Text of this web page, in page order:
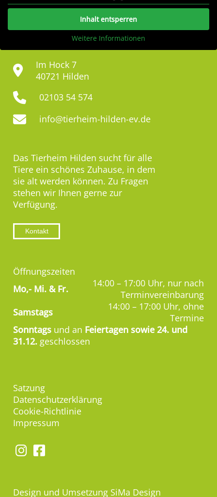
Inhalt entsperren
Weitere Informationen
Im Hock 7
40721 Hilden
02103 54 574
info@tierheim-hilden-ev.de
Das Tierheim Hilden sucht für alle
Tiere ein schönes Zuhause, in dem
sie alt werden können. Zu Fragen
stehen wir Ihnen gerne zur
Verfügung.
Kontakt
Öffnungszeiten
Mo,- Mi. & Fr.
14:00 – 17:00 Uhr, nur nach
Terminvereinbarung
Samstags
14:00 – 17:00 Uhr, ohne
Termine
Sonntags und an Feiertagen sowie 24. und
31.12. geschlossen
Satzung
Datenschutzerklärung
Cookie-Richtlinie
Impressum
Design und Umsetzung SiMa Design